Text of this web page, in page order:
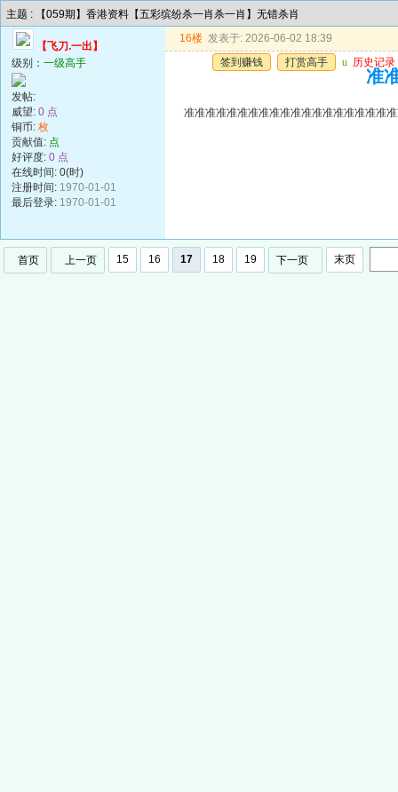
主题 : 【059期】香港资料【五彩缤纷杀一肖杀一肖】无错杀肖
【飞刀.一出】
级别： 一级高手
发帖:
威望: 0 点
铜币: 枚
贡献值: 点
好评度: 0 点
在线时间: 0(时)
注册时间: 1970-01-01
最后登录: 1970-01-01
16楼 发表于: 2026-06-02 18:39
签到赚钱
打赏高手 u 历史记录
准
准准准准准准准准准准准准准准准准准准准
首页 上一页 15 16 17 18 19 下一页 末页